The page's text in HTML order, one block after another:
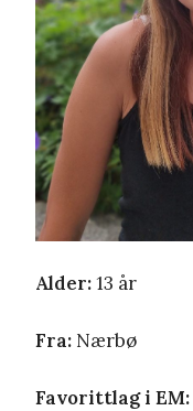
Alder:13 år
Fra: Nærbø
Favorittlag i EM: